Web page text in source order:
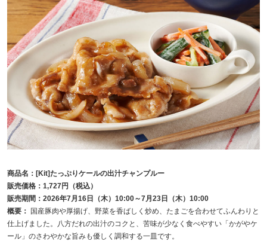
商品名：[Kit]たっぷりケールの出汁チャンプルー
販売価格：1,727円（税込）
販売期間：2026年7月16日（木）10:00～7月23日（木）10:00
概要：
国産豚肉や厚揚げ、野菜を香ばしく炒め、たまごを合わせてふんわりと
仕上げました。八方だれの出汁のコクと、苦味が少なく食べやすい「かがやケ
ール」のさわやかな旨みも優しく調和する一皿です。